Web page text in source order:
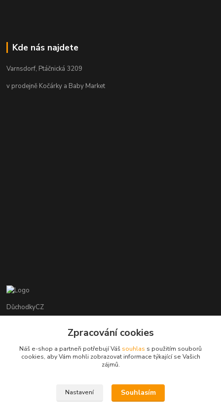
Kde nás najdete
Varnsdorf, Ptáčnická 3209
v prodejně Kočárky a Baby Market
DůchodkyCZ
+420 412384749
objednavky@duchodky.cz
Zpracování cookies
Náš e-shop a partneři potřebují Váš souhlas s použitím souborů
cookies, aby Vám mohli zobrazovat informace týkající se Vašich
zájmů.
Nastavení Souhlasím